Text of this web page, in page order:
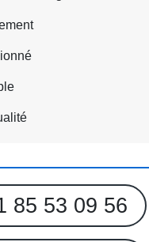
85 53 09 56